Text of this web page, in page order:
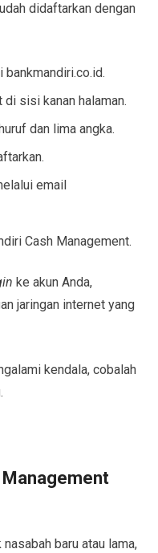
didaftarkan dengan
bankmandiri.co.id.
sisi kanan halaman.
dan lima angka.
email
Cash Management.
ke akun Anda,
jaringan internet yang
kendala, cobalah
baru atau lama,